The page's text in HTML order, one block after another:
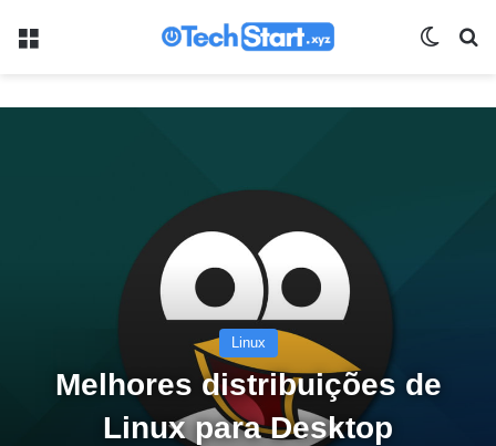
Menu
Linux
Melhores distribuições de
Linux para Desktop